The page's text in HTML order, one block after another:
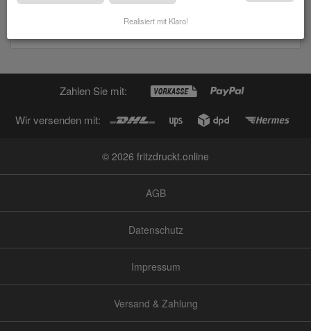
Zahlen Sie mit:
Wir versenden mit:
© 2026 fritzdruckt.online
AGB
Datenschutz
Impressum
Versand & Zahlung
Realisiert mit Klaro!